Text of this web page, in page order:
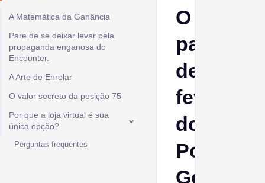
A Matemática da Ganância
Pare de se deixar levar pela
propaganda enganosa do
Encounter.
A Arte de Enrolar
O valor secreto da posição 75
Por que a loja virtual é sua
única opção?
Perguntas frequentes
O
passe
de
fevereiro
do
Go